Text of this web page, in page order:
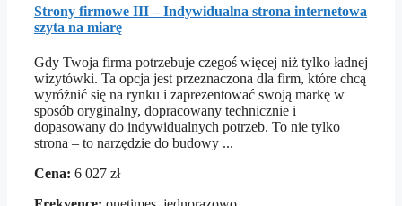
Strony firmowe III – Indywidualna strona internetowa
szyta na miarę
Gdy Twoja firma potrzebuje czegoś więcej niż tylko ładnej
wizytówki. Ta opcja jest przeznaczona dla firm, które chcą
wyróżnić się na rynku i zaprezentować swoją markę w
sposób oryginalny, dopracowany technicznie i
dopasowany do indywidualnych potrzeb. To nie tylko
strona – to narzędzie do budowy ...
Cena: 6 027 zł